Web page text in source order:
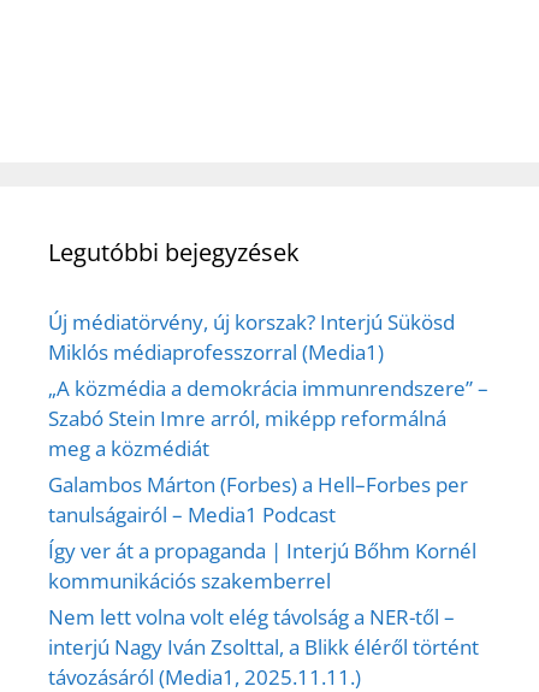
Legutóbbi bejegyzések
Új médiatörvény, új korszak? Interjú Sükösd
Miklós médiaprofesszorral (Media1)
„A közmédia a demokrácia immunrendszere” –
Szabó Stein Imre arról, miképp reformálná
meg a közmédiát
Galambos Márton (Forbes) a Hell–Forbes per
tanulságairól – Media1 Podcast
Így ver át a propaganda | Interjú Bőhm Kornél
kommunikációs szakemberrel
Nem lett volna volt elég távolság a NER-től –
interjú Nagy Iván Zsolttal, a Blikk éléről történt
távozásáról (Media1, 2025.11.11.)